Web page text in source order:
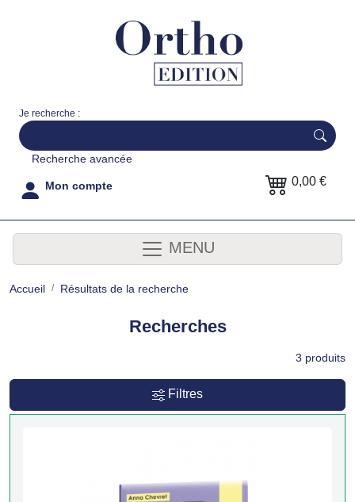
Je recherche :
Recherche avancée
Mon compte 0,00 €
MENU
Accueil Résultats de la recherche
Recherches
3 produits
Filtres